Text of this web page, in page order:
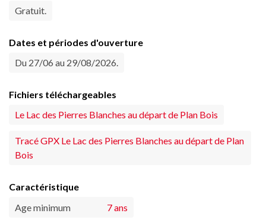
Gratuit.
Dates et périodes d'ouverture
Du 27/06 au 29/08/2026.
Fichiers téléchargeables
Le Lac des Pierres Blanches au départ de Plan Bois
Tracé GPX Le Lac des Pierres Blanches au départ de Plan
Bois
Caractéristique
Age minimum
7 ans